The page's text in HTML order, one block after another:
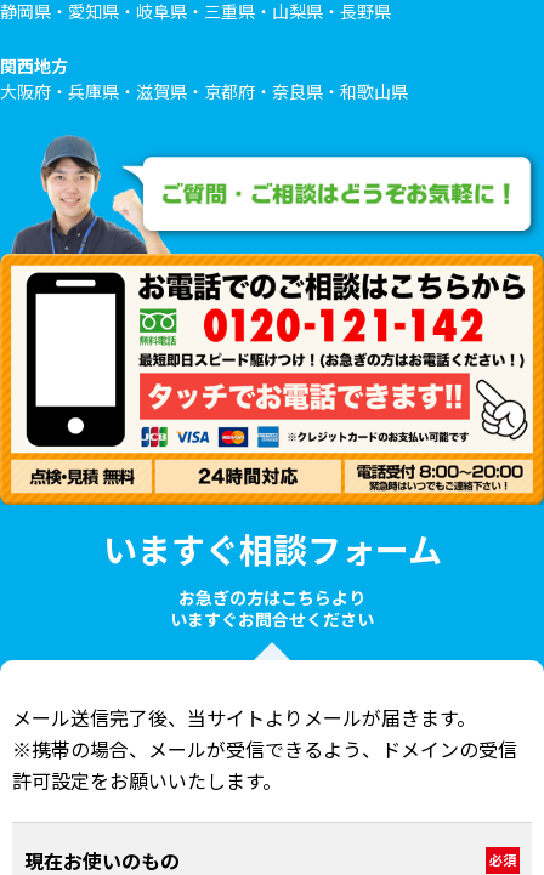
静岡県・愛知県・岐阜県・三重県・山梨県・長野県
関西地方
大阪府・兵庫県・滋賀県・京都府・奈良県・和歌山県
いますぐ相談フォーム
お急ぎの方はこちらより
いますぐお問合せください
メール送信完了後、当サイトよりメールが届きます。
※携帯の場合、メールが受信できるよう、ドメインの受信
許可設定をお願いいたします。
現在お使いのもの 必須